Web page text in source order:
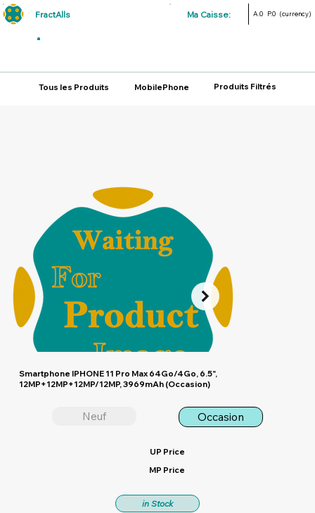
FractAlls Ma Caisse: A.0 P.0 (currency)
Tous les Produits MobilePhone Produits Filtrés
Smartphone IPHONE 11 Pro Max 64Go/4Go, 6.5",
12MP+12MP+12MP/12MP, 3969mAh (Occasion)
Neuf Occasion
UP Price
MP Price
in Stock